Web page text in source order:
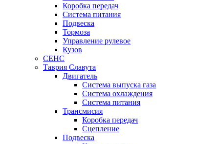
Коробка передач
Система питания
Подвеска
Тормоза
Управление рулевое
Кузов
СЕНС
Таврия Славута
Двигатель
Система выпуска газа
Система охлаждения
Система питания
Трансмисия
Коробка передач
Сцепление
Подвеска